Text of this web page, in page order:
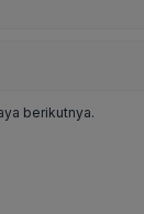
berikutnya.